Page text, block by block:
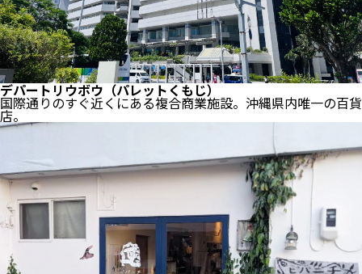
デパートリウボウ（パレットくもじ）
国際通りのすぐ近くにある複合商業施設。沖縄県内唯一の百貨
店。